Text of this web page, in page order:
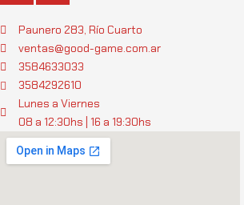
Paunero 283, Río Cuarto
ventas@good-game.com.ar
3584633033
3584292610
Lunes a Viernes
08 a 12:30hs | 16 a 19:30hs